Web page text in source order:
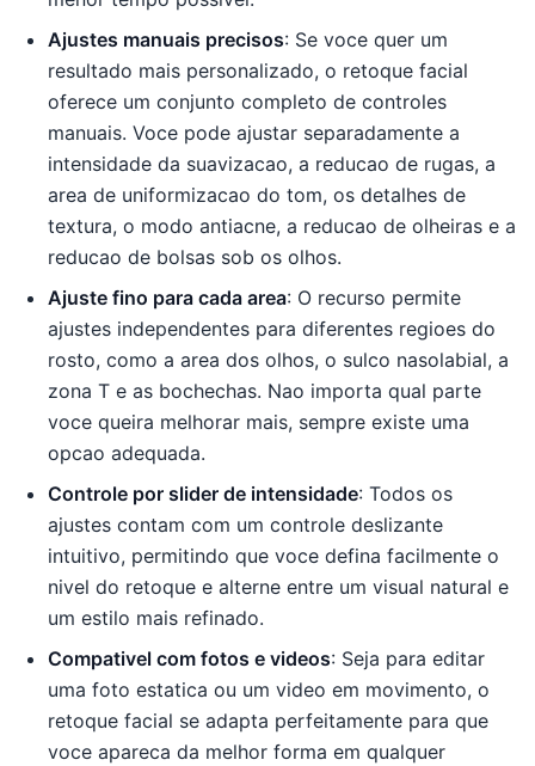
Ajustes manuais precisos: Se voce quer um
resultado mais personalizado, o retoque facial
oferece um conjunto completo de controles
manuais. Voce pode ajustar separadamente a
intensidade da suavizacao, a reducao de rugas, a
area de uniformizacao do tom, os detalhes de
textura, o modo antiacne, a reducao de olheiras e a
reducao de bolsas sob os olhos.
Ajuste fino para cada area: O recurso permite
ajustes independentes para diferentes regioes do
rosto, como a area dos olhos, o sulco nasolabial, a
zona T e as bochechas. Nao importa qual parte
voce queira melhorar mais, sempre existe uma
opcao adequada.
Controle por slider de intensidade: Todos os
ajustes contam com um controle deslizante
intuitivo, permitindo que voce defina facilmente o
nivel do retoque e alterne entre um visual natural e
um estilo mais refinado.
Compativel com fotos e videos: Seja para editar
uma foto estatica ou um video em movimento, o
retoque facial se adapta perfeitamente para que
voce apareca da melhor forma em qualquer